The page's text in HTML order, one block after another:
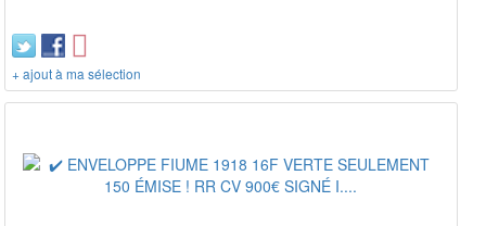
+ ajout à ma sélection